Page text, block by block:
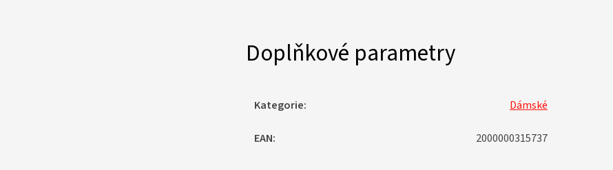
Doplňkové parametry
Kategorie: Dámské
EAN: 2000000315737